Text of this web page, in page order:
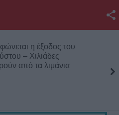
Twitter
YouTube
RSS
η έξοδος του
– Χιλιάδες
από τα λιμάνια